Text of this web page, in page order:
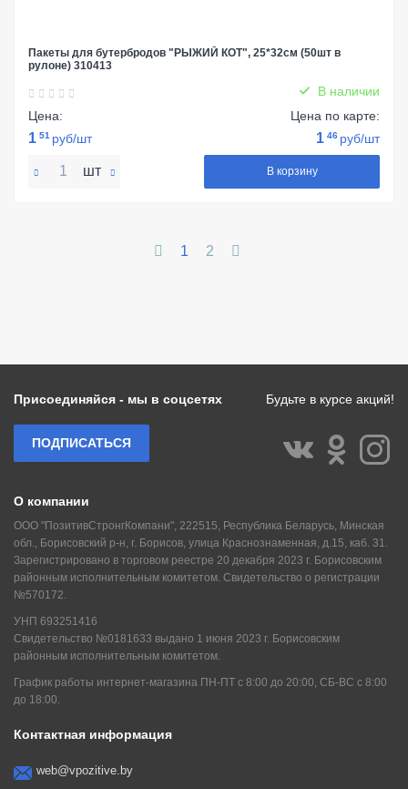
Пакеты для бутербродов "РЫЖИЙ КОТ", 25*32см (50шт в
рулоне) 310413
В наличии
Цена:
1 51 руб/шт
Цена по карте:
1 46 руб/шт
шт В корзину
1 2
Контактная информация
web@vpozitive.by
О компании
ООО "ПозитивСтронгКомпани", 222515, Республика Беларусь, Минская
обл., Борисовский р-н, г. Борисов, улица Краснознаменная, д.15, каб. 31.
Зарегистрировано в торговом реестре 20 декабря 2023 г. Борисовским
районным исполнительным комитетом. Свидетельство о регистрации
№570172.
УНП 693251416
Свидетельство №0181633 выдано 1 июня 2023 г. Борисовским
районным исполнительным комитетом.
График работы интернет-магазина ПН-ПТ с 8:00 до 20:00, СБ-ВС с 8:00
до 18:00.
Присоединяйся - мы в соцсетях Будьте в курсе акций!
ПОДПИСАТЬСЯ